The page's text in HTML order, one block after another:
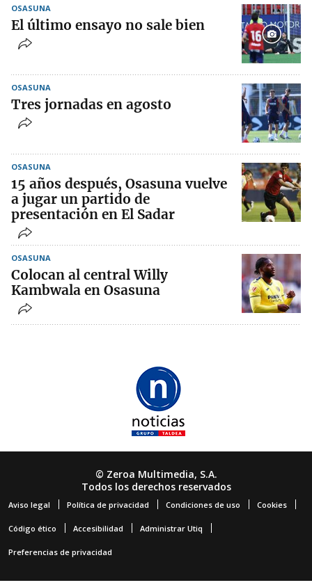
OSASUNA
El último ensayo no sale bien
OSASUNA
Tres jornadas en agosto
OSASUNA
15 años después, Osasuna vuelve
a jugar un partido de
presentación en El Sadar
OSASUNA
Colocan al central Willy
Kambwala en Osasuna
© Zeroa Multimedia, S.A.
Todos los derechos reservados
Aviso legal Política de privacidad Condiciones de uso Cookies
Código ético Accesibilidad Administrar Utiq
Preferencias de privacidad